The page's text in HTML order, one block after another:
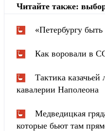
Читайте также:
«Петербургу
Как воровали в
Тактика
кавалерии Наполеона
Медведицкая
которые бьют там